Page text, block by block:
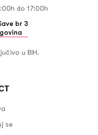
se
do 17:00h
br 3
u BIH.